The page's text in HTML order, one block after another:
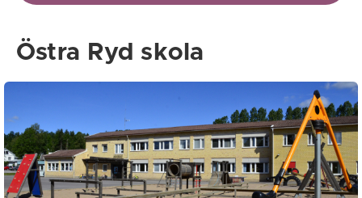
Östra Ryd skola